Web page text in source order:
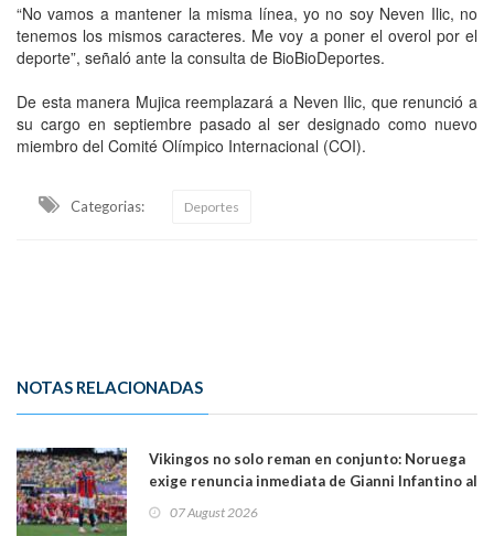
“No vamos a mantener la misma línea, yo no soy Neven Ilic, no
tenemos los mismos caracteres. Me voy a poner el overol por el
deporte”, señaló ante la consulta de BioBioDeportes.
De esta manera Mujica reemplazará a Neven Ilic, que renunció a
su cargo en septiembre pasado al ser designado como nuevo
miembro del Comité Olímpico Internacional (COI).
Categorias: Deportes
NOTAS RELACIONADAS
Vikingos no solo reman en conjunto: Noruega
exige renuncia inmediata de Gianni Infantino al
07 August 2026